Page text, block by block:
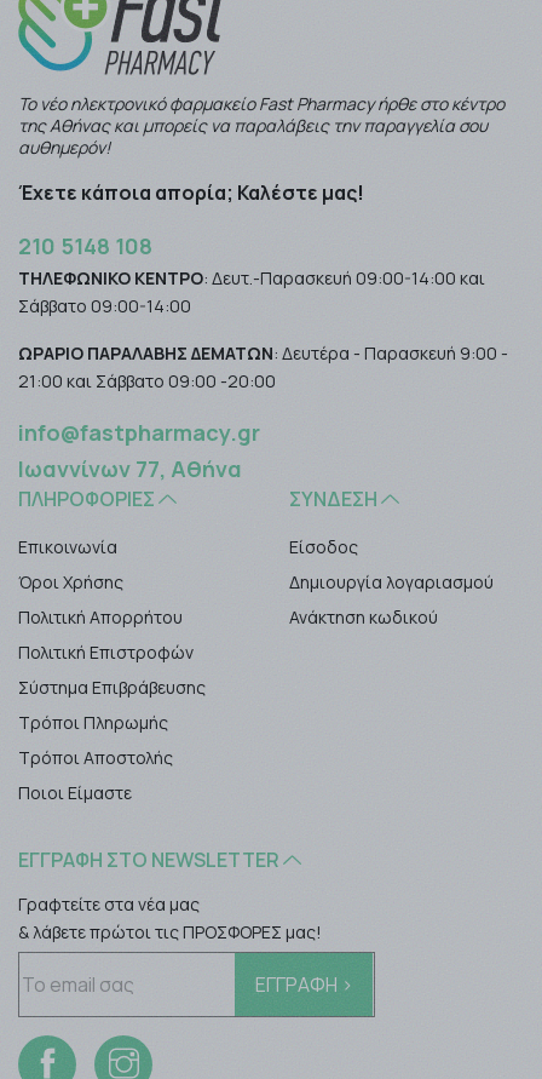
Το νέο ηλεκτρονικό φαρμακείο Fast Pharmacy ήρθε στο κέντρο
της Αθήνας και μπορείς να παραλάβεις την παραγγελία σου
αυθημερόν!
Έχετε κάποια απορία; Καλέστε μας!
210 5148 108
ΤΗΛΕΦΩΝΙΚΟ ΚΕΝΤΡΟ: Δευτ.-Παρασκευή 09:00-14:00 και
Σάββατο 09:00-14:00
ΩΡΑΡΙΟ ΠΑΡΑΛΑΒΗΣ ΔΕΜΑΤΩΝ: Δευτέρα - Παρασκευή 9:00 -
21:00 και Σάββατο 09:00 -20:00
info@fastpharmacy.gr
Ιωαννίνων 77, Αθήνα
ΠΛΗΡΟΦΟΡΊΕΣ
Επικοινωνία
Όροι Χρήσης
Πολιτική Απορρήτου
Πολιτική Επιστροφών
Σύστημα Επιβράβευσης
Τρόποι Πληρωμής
Τρόποι Αποστολής
Ποιοι Είμαστε
ΣΎΝΔΕΣΗ
Είσοδος
Δημιουργία λογαριασμού
Ανάκτηση κωδικού
ΕΓΓΡΑΦΉ ΣΤΟ NEWSLETTER
Γραφτείτε στα νέα μας
& λάβετε πρώτοι τις ΠΡΟΣΦΟΡΕΣ μας!